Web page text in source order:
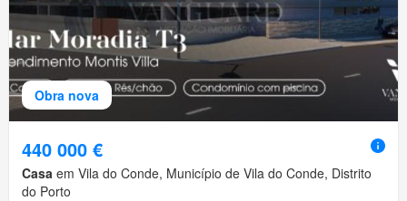
Obra nova
440 000 €
Casa em Vila do Conde, Município de Vila do Conde, Distrito
do Porto